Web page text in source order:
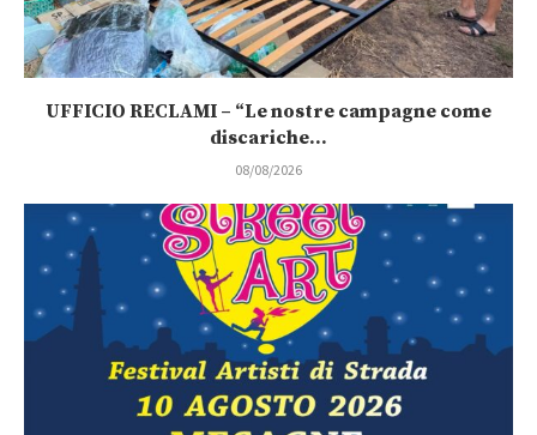
UFFICIO RECLAMI – “Le nostre campagne come
discariche...
08/08/2026